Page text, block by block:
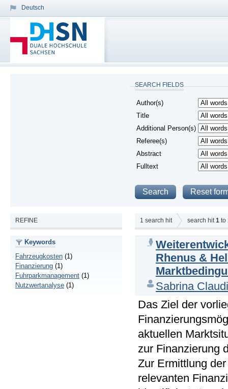
Deutsch
SEARCH FIELDS
Author(s)
Title
Additional Person(s)
Referee(s)
Abstract
Fulltext
REFINE
Keywords
Fahrzeugkosten (1)
Finanzierung (1)
Fuhrparkmanagement (1)
Nutzwertanalyse (1)
1 search hit search hit 1 to
Rhenus &
Sabrina
Das Ziel der
aktuellen
zur Finanzierung
Zur Ermittlung
relevanten